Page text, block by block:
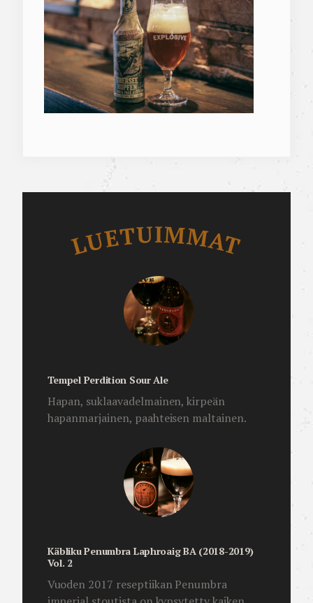
LUETUIMMAT
Tempel Perdition Sour Ale
Hapan, suklaavadelmainen, kirpeän
hapanmarjainen, paahteisen maltainen.
Käbliku Penumbra Laphroaig BA (2018-2019)
Vol. 2
Vuoden 2017 reseptiikan Penumbra